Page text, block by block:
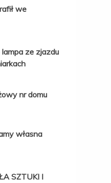
we
ze zjazdu
nr domu
własna
SZTUKI I